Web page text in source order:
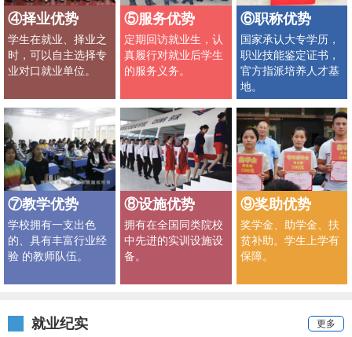
④择业优势
学生在就业、择业之
时，可以自主选择专
业对口就业单位。
⑤服务优势
定期回访就业生，认
真履行对就业后学生
的服务义务。
⑥职称优势
国家承认大专学历，
职业技能鉴定证书，
官方指派培养人才基
地。
⑦教学优势
学校拥有一支出色
的、具有丰富行业经
验 的教师队伍。
⑧设施优势
拥有在全国同类院校
中先进的实训设施设
备。
⑨奖助优势
奖学金、助学金、扶
贫补助。学生上学有
保障。
就业纪实 更多